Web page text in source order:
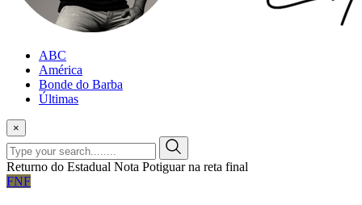
ABC
América
Bonde do Barba
Últimas
×
Returno do Estadual Nota Potiguar na reta final
FNF